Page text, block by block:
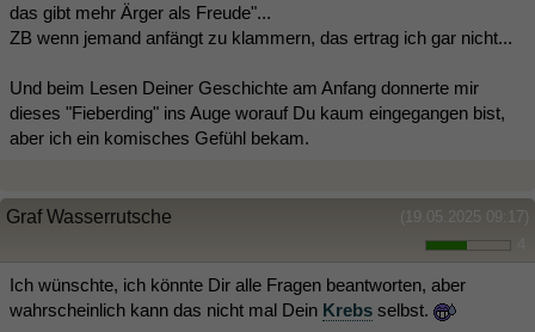
das gibt mehr Ärger als Freude"...
ZB wenn jemand anfängt zu klammern, das ertrag ich gar nicht...
Und beim Lesen Deiner Geschichte am Anfang donnerte mir
dieses "Fieberding" ins Auge worauf Du kaum eingegangen bist,
aber ich ein komisches Gefühl bekam.
(19.05.2025 09:17)
Graf Wasserrutsche
Ich wünschte, ich könnte Dir alle Fragen beantworten, aber
wahrscheinlich kann das nicht mal Dein Krebs selbst.